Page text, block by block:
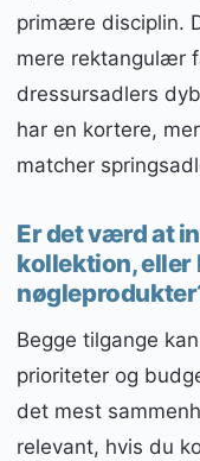
primære disciplin.
mere rektangulær
dressursadlers
har en kortere,
matcher
Er det værd at
kollektion, eller
Begge tilgange
prioriteter og
det mest
relevant, hvis du